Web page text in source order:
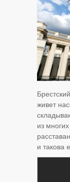
живет
из
и такова